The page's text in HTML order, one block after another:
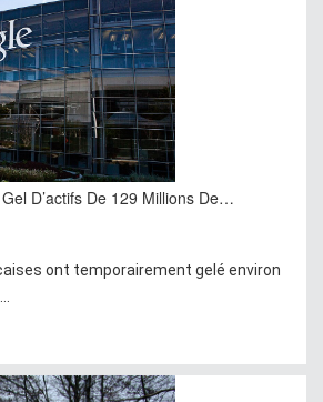
D’actifs De 129 Millions De…
ont temporairement gelé environ